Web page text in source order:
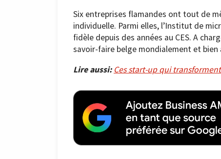
Six entreprises flamandes ont tout de
individuelle. Parmi elles, l’Institut de
fidèle depuis des années au CES. A
savoir-faire belge mondialement et bien
Lire aussi: Ces start-up qui